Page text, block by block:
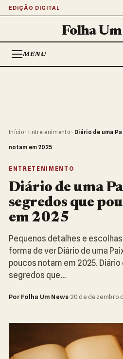
EDIÇÃO DIGITAL
Folha Um
MENU
Início › Entretenimento › Diário de uma
notam em 2025
ENTRETENIMENTO
Diário de uma
segredos que
em 2025
Pequenos detalhes e
forma de ver Diário de uma
poucos notam em 2025. Diário
segredos que…
Por Folha Um News·20 de dezembro